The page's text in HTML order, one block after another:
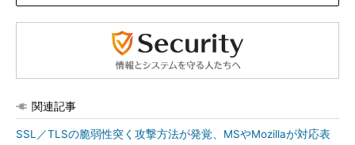
関連記事
SSL／TLSの脆弱性突く攻撃方法が発覚、MSやMozillaが対応表